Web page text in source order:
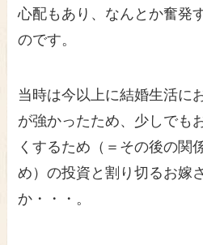
心配もあり、なんとか奮発
のです。
当時は今以上に結婚生活に
が強かったため、少しでも
くするため（＝その後の関
め）の投資と割り切るお嫁
か・・・。